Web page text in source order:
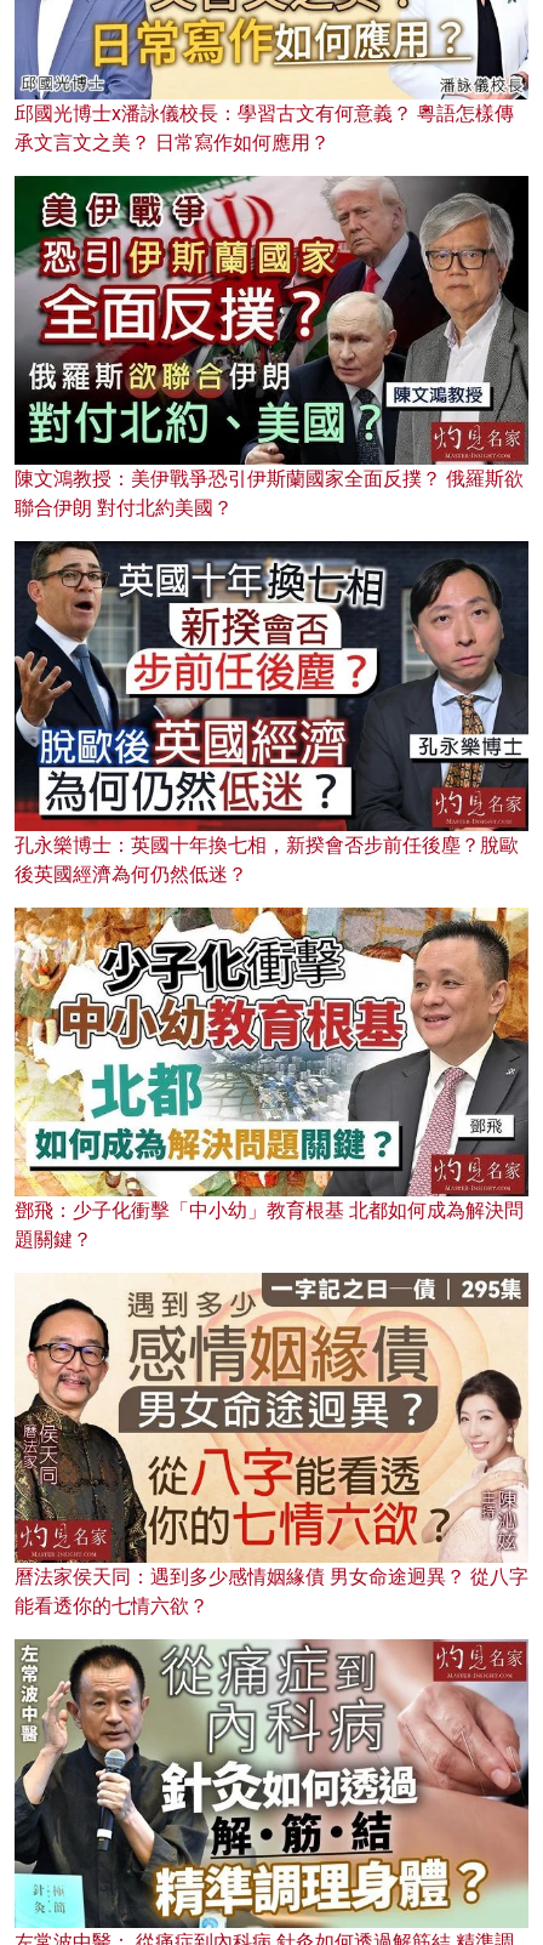
邱國光博士x潘詠儀校長：學習古文有何意義？ 粵語怎樣傳
承文言文之美？ 日常寫作如何應用？
陳文鴻教授：美伊戰爭恐引伊斯蘭國家全面反撲？ 俄羅斯欲
聯合伊朗 對付北約美國？
孔永樂博士：英國十年換七相，新揆會否步前任後塵？脫歐
後英國經濟為何仍然低迷？
鄧飛：少子化衝擊「中小幼」教育根基 北都如何成為解決問
題關鍵？
曆法家侯天同：遇到多少感情姻緣債 男女命途迥異？ 從八字
能看透你的七情六欲？